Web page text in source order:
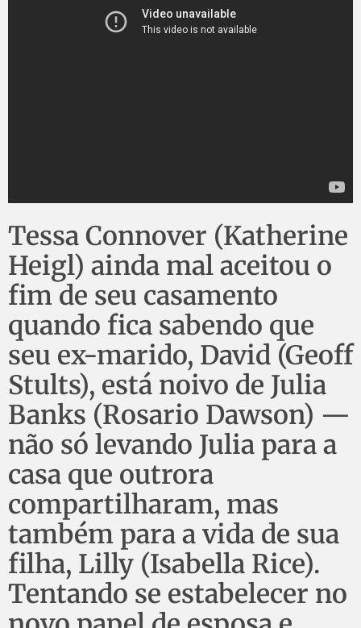
Tessa Connover (Katherine
Heigl) ainda mal aceitou o
fim de seu casamento
quando fica sabendo que
seu ex-marido, David (Geoff
Stults), está noivo de Julia
Banks (Rosario Dawson) —
não só levando Julia para a
casa que outrora
compartilharam, mas
também para a vida de sua
filha, Lilly (Isabella Rice).
Tentando se estabelecer no